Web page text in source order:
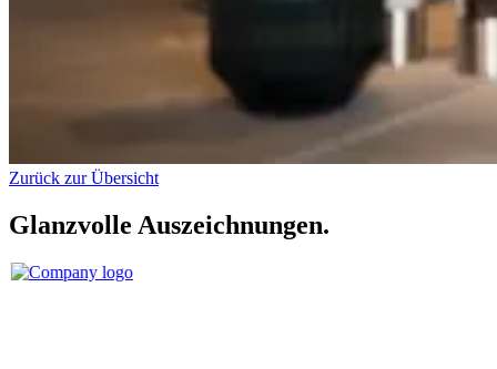
Zurück zur Übersicht
Glanzvolle Auszeichnungen.